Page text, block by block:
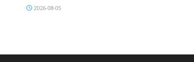
2026-08-05